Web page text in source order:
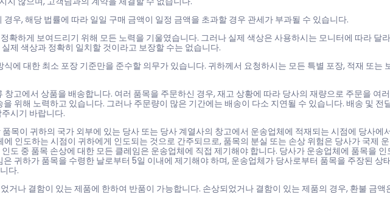
경우, 해당 법률에 따라 일일 구매 금액이 일정 금액을 초과할 경우 관세가 부과될 수 있습니다.
확하게 보여드리기 위해 모든 노력을 기울였습니다. 그러나 실제 색상은 사용하시는 모니터에 따라 달
제 색상과 정확히 일치할 것이라고 보장할 수는 없습니다.
에 대한 최소 포장 기준만을 준수할 의무가 있습니다. 귀하께서 요청하시는 모든 특별 포장, 적재 또는
창고에서 상품을 배송합니다. 여러 품목을 주문하신 경우, 재고 상황에 따라 당사의 재량으로 주문을 여
위해 노력하고 있습니다. 그러나 주문량이 많은 기간에는 배송이 다소 지연될 수 있습니다. 배송 및 전
주시기 바랍니다.
목이 귀하의 국가 외부에 있는 당사 또는 당사 계열사의 창고에서 운송업체에 적재되는 시점에 당사에
인도하는 시점이 귀하에게 인도되는 것으로 간주되므로, 품목의 분실 또는 손상 위험은 당사가 국제
도 중 품목 손상에 대한 모든 클레임은 운송업체에 직접 제기해야 합니다. 당사가 운송업체에 품목을 인
귀하가 품목을 수령한 날로부터 5일 이내에 제기해야 하며, 운송업체가 당사로부터 품목을 주장된 상
다.
거나 결함이 있는 제품에 한하여 반품이 가능합니다. 손상되었거나 결함이 있는 제품의 경우, 환불 금액